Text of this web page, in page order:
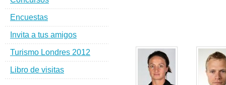
Encuestas
Invita a tus amigos
Turismo Londres 2012
Libro de visitas